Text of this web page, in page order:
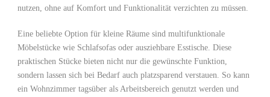
nutzen, ohne auf Komfort ‌und Funktionalität verzichten zu müssen.
Eine beliebte Option für kleine⁢ Räume sind multifunktionale
⁣Möbelstücke wie Schlafsofas oder ausziehbare Esstische. Diese‌
praktischen Stücke bieten ⁣nicht nur die gewünschte Funktion,
sondern lassen sich bei Bedarf auch platzsparend verstauen. So kann
ein Wohnzimmer tagsüber als Arbeitsbereich genutzt werden und